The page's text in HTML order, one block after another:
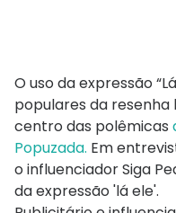
O uso da expressão
populares da resenha
centro das polêmicas
Popuzada. Em
o influenciador Siga
da expressão 'lá ele'.